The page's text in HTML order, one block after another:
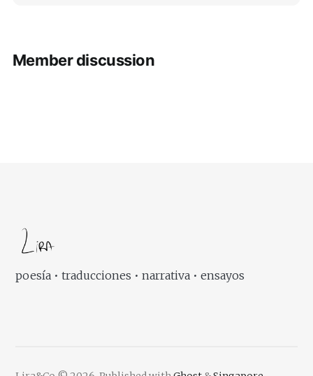
Member discussion
poesía • traducciones • narrativa • ensayos